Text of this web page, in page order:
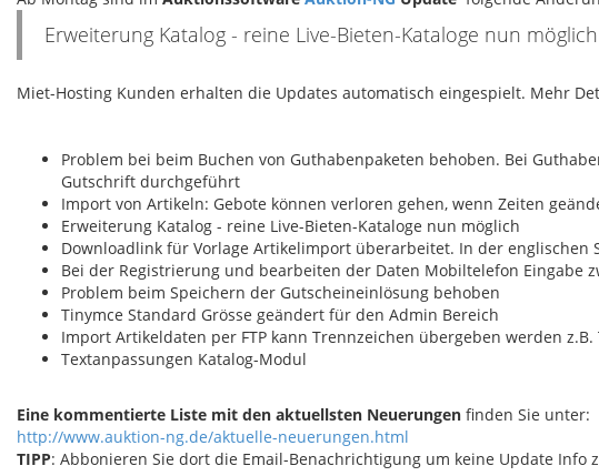
Erweiterung Katalog - reine Live-Bieten-Kataloge nun möglich
Miet-Hosting Kunden erhalten die Updates automatisch eingespielt. Mehr
Problem bei beim Buchen von Guthabenpaketen behoben. Bei
Gutschrift durchgeführt
Import von Artikeln: Gebote können verloren gehen, wenn Zeiten
Erweiterung Katalog - reine Live-Bieten-Kataloge nun möglich
Downloadlink für Vorlage Artikelimport überarbeitet. In der englischen
Bei der Registrierung und bearbeiten der Daten Mobiltelefon Eingabe
Problem beim Speichern der Gutscheineinlösung behoben
Tinymce Standard Grösse geändert für den Admin Bereich
Import Artikeldaten per FTP kann Trennzeichen übergeben werden z.B.
Textanpassungen Katalog-Modul
Eine kommentierte Liste mit den aktuellsten Neuerungen finden Sie unter:
http://www.auktion-ng.de/aktuelle-neuerungen.html
TIPP: Abbonieren Sie dort die Email-Benachrichtigung um keine Update Info